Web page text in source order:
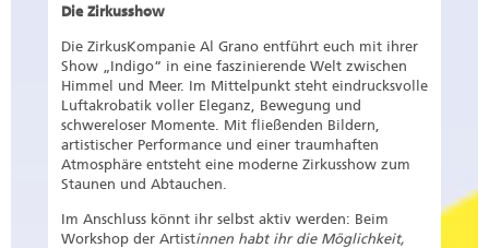
Die Zirkusshow
Die ZirkusKompanie Al Grano entführt euch mit ihrer
Show „Indigo“ in eine faszinierende Welt zwischen
Himmel und Meer. Im Mittelpunkt steht eindrucksvolle
Luftakrobatik voller Eleganz, Bewegung und
schwereloser Momente. Mit fließenden Bildern,
artistischer Performance und einer traumhaften
Atmosphäre entsteht eine moderne Zirkusshow zum
Staunen und Abtauchen.
Im Anschluss könnt ihr selbst aktiv werden: Beim
Workshop der Artistinnen habt ihr die Möglichkeit,